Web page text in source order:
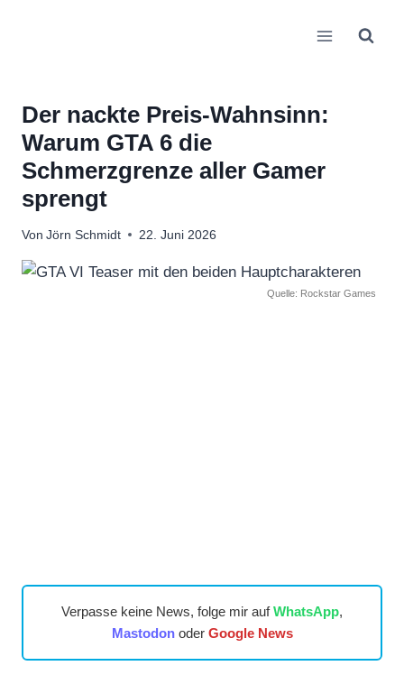
Der nackte Preis-Wahnsinn:
Warum GTA 6 die
Schmerzgrenze aller Gamer
sprengt
Von Jörn Schmidt 22. Juni 2026
Quelle: Rockstar Games
Verpasse keine News, folge mir aufWhatsApp,
Mastodonoder Google News